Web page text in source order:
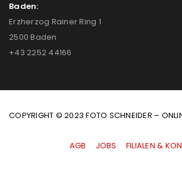
Baden:
Erzherzog Rainer Ring 1
2500 Baden
+43 2252 44166
COPYRIGHT © 2023 FOTO SCHNEIDER –
AGB JOBS FILIALEN &